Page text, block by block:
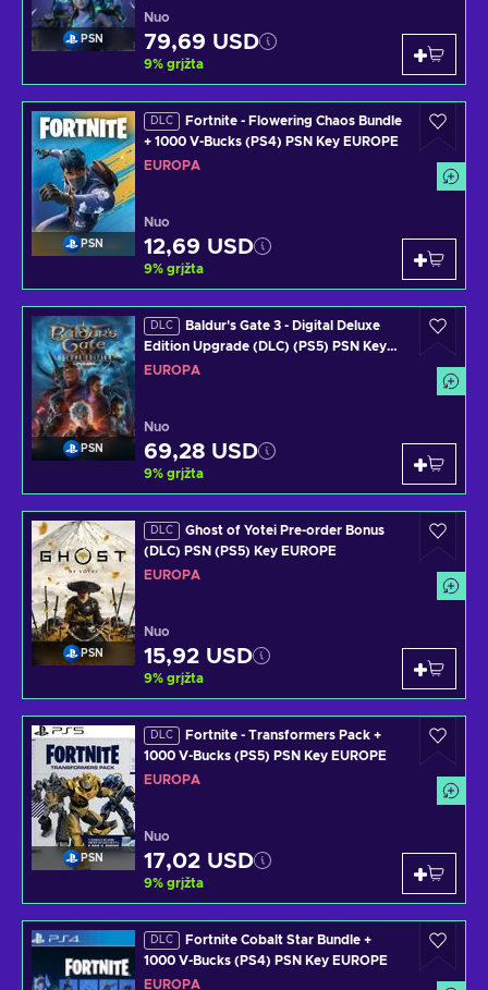
PSN
Nuo
79,69 USD
9% grįžta
PSN
DLC
Fortnite - Flowering Chaos Bundle
+ 1000 V-Bucks (PS4) PSN Key EUROPE
EUROPA
Nuo
12,69 USD
9% grįžta
PSN
DLC
Baldur's Gate 3 - Digital Deluxe
Edition Upgrade (DLC) (PS5) PSN Key
EUROPE
EUROPA
Nuo
69,28 USD
9% grįžta
PSN
DLC
Ghost of Yotei Pre-order Bonus
(DLC) PSN (PS5) Key EUROPE
EUROPA
Nuo
15,92 USD
9% grįžta
PSN
DLC
Fortnite - Transformers Pack +
1000 V-Bucks (PS5) PSN Key EUROPE
EUROPA
Nuo
17,02 USD
9% grįžta
DLC
Fortnite Cobalt Star Bundle +
1000 V-Bucks (PS4) PSN Key EUROPE
EUROPA